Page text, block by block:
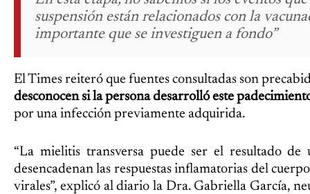
suspensión están relacionados con la
importante que se investiguen a fondo”
El Times reiteró que fuentes consultadas son
desconocen si la persona desarrolló este
por una infección previamente adquirida.
“La mielitis transversa puede ser el resultado de
desencadenan las respuestas inflamatorias del
virales”, explicó al diario la Dra. Gabriella García,